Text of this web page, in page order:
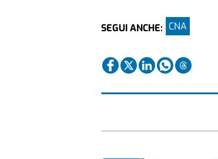
SEGUI ANCHE: CNA